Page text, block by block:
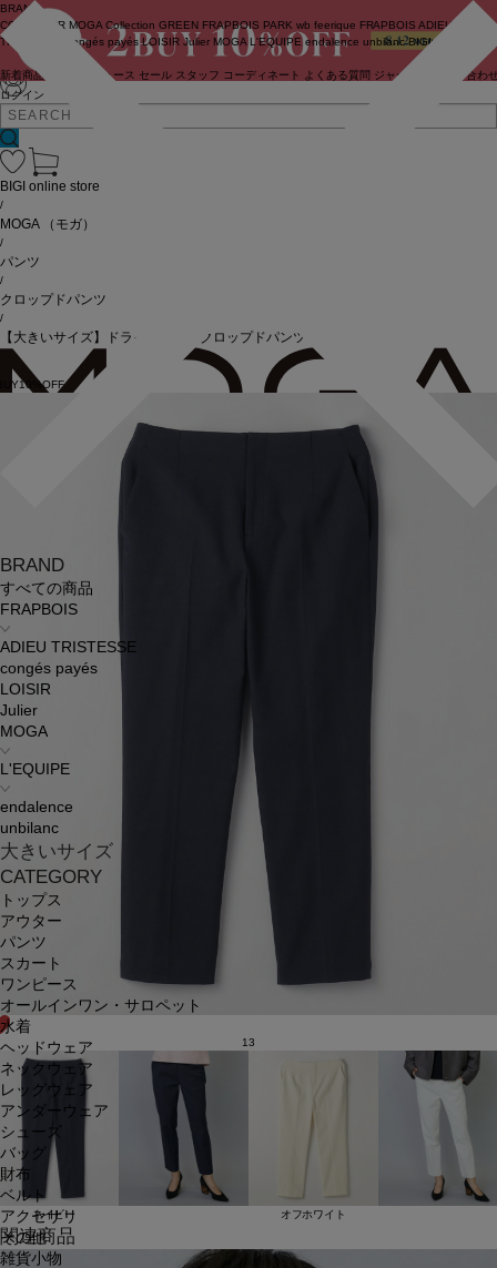
ログイン
BRAND
COUTURIER MOGA Collection GREEN FRAPBOIS PARK wb feerique FRAPBOIS ADIEU
TRISTESSE
congés payés LOISIR Julier MOGA L'EQUIPE endalence unbilanc BIGI online store
新着商品 ニュース セール スタッフ コーディネート よくある質問 ジャーナル お問い合わ
BRAND
すべての商品
FRAPBOIS
ADIEU TRISTESSE
congés payés
LOISIR
Julier
MOGA
L'EQUIPE
endalence
unbilanc
大きいサイズ
CATEGORY
トップス
アウター
パンツ
スカート
ワンピース
オールインワン・サロペット
水着
ヘッドウェア
ネックウェア
レッグウェア
アンダーウェア
シューズ
バッグ
財布
ベルト
アクセサリ
その他
雑貨小物
BIGI online store
/
MOGA （モガ）
/
パンツ
/
クロップドパンツ
/
【大きいサイズ】ドライオックスクロップドパンツ
13
ネイビー オフホワイト
関連商品